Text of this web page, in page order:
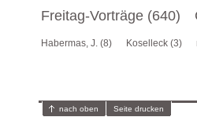
Freitag-Vorträge (640)
Habermas, J. (8) Koselleck (3)
nach oben Seite drucken